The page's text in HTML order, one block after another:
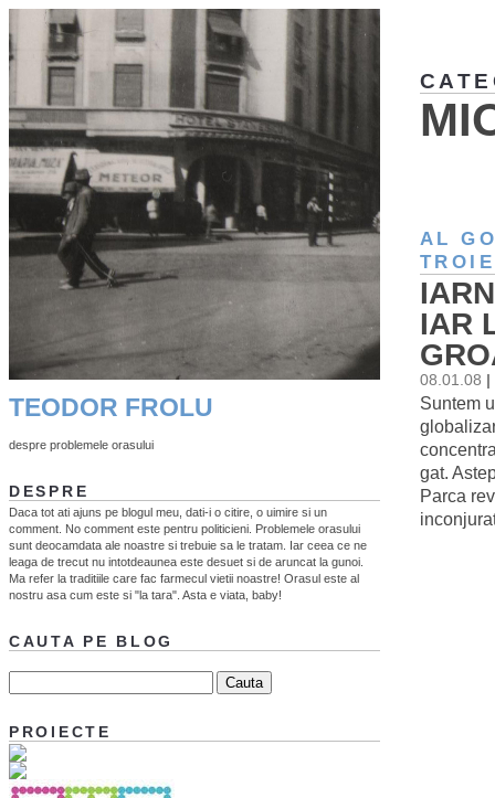
AL
IAR
08.01.08
Suntem
gat.
Parca
TEODOR FROLU
despre problemele orasului
DESPRE
Daca tot ati ajuns pe blogul meu, dati-i o citire, o uimire si un
comment. No comment este pentru politicieni. Problemele orasului
sunt deocamdata ale noastre si trebuie sa le tratam. Iar ceea ce ne
leaga de trecut nu intotdeaunea este desuet si de aruncat la gunoi.
Ma refer la traditiile care fac farmecul vietii noastre! Orasul este al
nostru asa cum este si "la tara". Asta e viata, baby!
CAUTA PE BLOG
PROIECTE